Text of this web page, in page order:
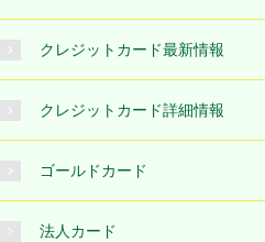
クレジットカード最新情報
クレジットカード詳細情報
ゴールドカード
法人カード